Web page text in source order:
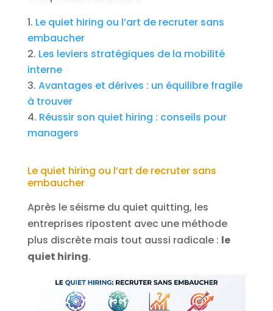
Le quiet hiring ou l’art de recruter sans
embaucher
Les leviers stratégiques de la mobilité
interne
Avantages et dérives : un équilibre fragile
à trouver
Réussir son quiet hiring : conseils pour
managers
Le quiet hiring ou l’art de recruter sans
embaucher
Après le séisme du quiet quitting, les
entreprises ripostent avec une méthode
plus discrète mais tout aussi radicale : le
quiet hiring.